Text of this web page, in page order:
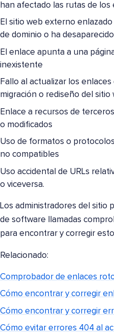
han afectado las rutas de los
El sitio web externo
de dominio o ha desaparecido
El enlace apunta a una
inexistente
Fallo al actualizar los
migración o rediseño del sitio
Enlace a recursos de
o modificados
Uso de formatos o
no compatibles
Uso accidental de URLs
o viceversa.
Los administradores del sitio
de software llamadas
para encontrar y corregir
Relacionado:
Comprobador de enlaces
Cómo encontrar y corregir
Cómo encontrar y corregir
Cómo evitar errores 404 al